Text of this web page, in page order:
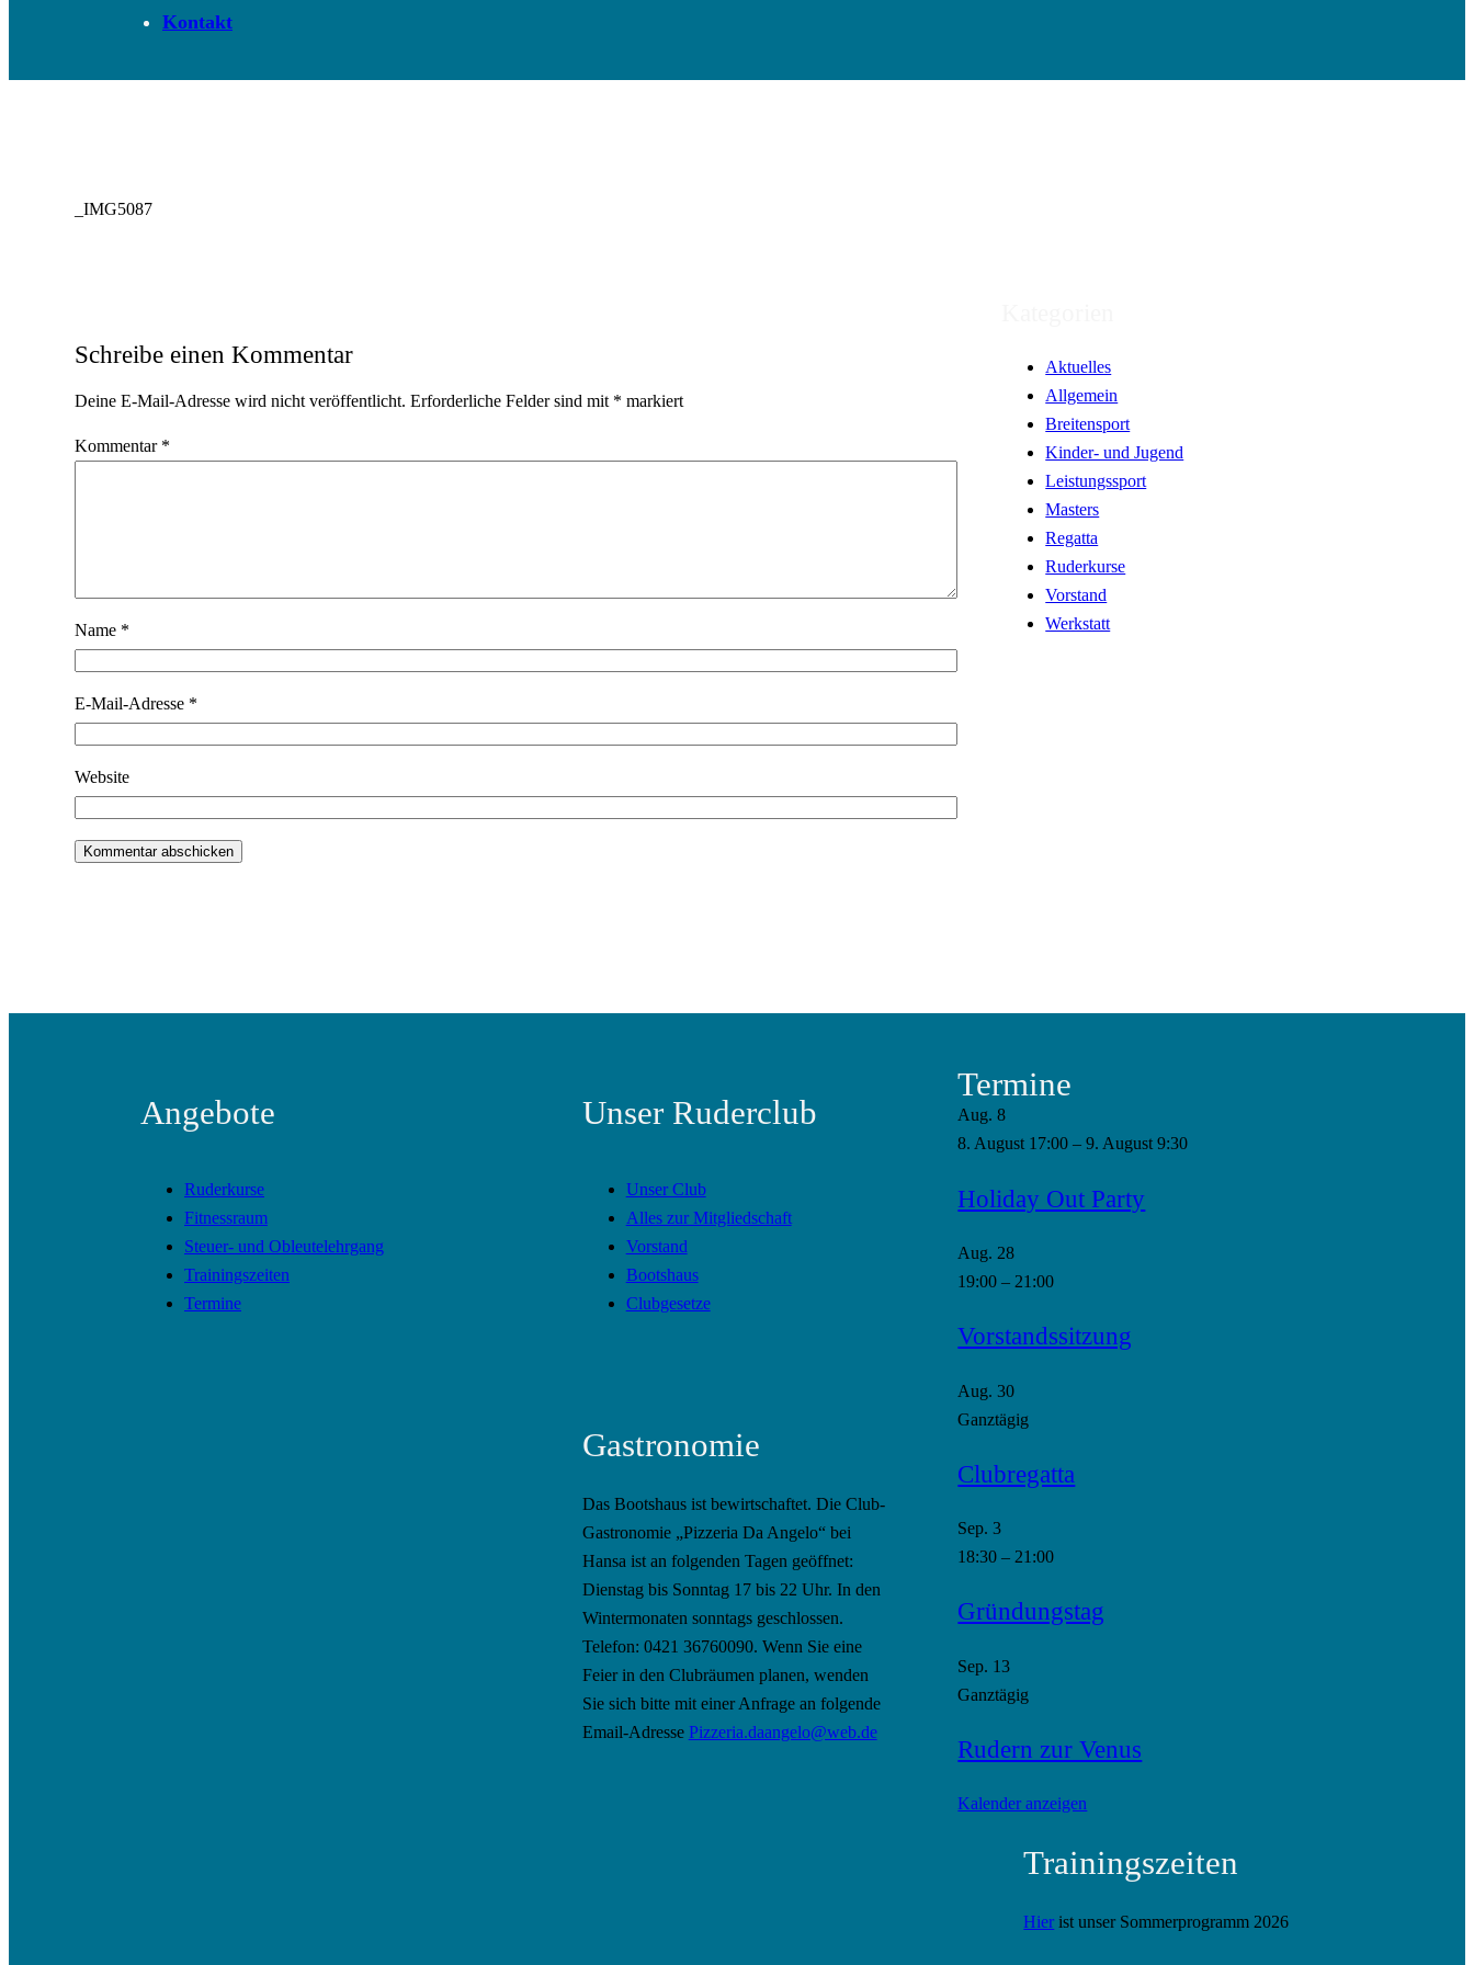
Kontakt
_IMG5087
Schreibe einen Kommentar
Deine E-Mail-Adresse wird nicht veröffentlicht. Erforderliche Felder sind mit * markiert
Kommentar *
Name *
E-Mail-Adresse *
Website
Aktuelles
Allgemein
Breitensport
Kinder- und Jugend
Leistungssport
Masters
Regatta
Ruderkurse
Vorstand
Werkstatt
Angebote
Ruderkurse
Fitnessraum
Steuer- und Obleutelehrgang
Trainingszeiten
Termine
Unser Ruderclub
Unser Club
Alles zur Mitgliedschaft
Vorstand
Bootshaus
Clubgesetze
Gastronomie
Das Bootshaus ist bewirtschaftet. Die Club-
Gastronomie „Pizzeria Da Angelo“ bei
Hansa ist an folgenden Tagen geöffnet:
Dienstag bis Sonntag 17 bis 22 Uhr. In den
Wintermonaten sonntags geschlossen.
Telefon: 0421 36760090. Wenn Sie eine
Feier in den Clubräumen planen, wenden
Sie sich bitte mit einer Anfrage an folgende
Email-Adresse Pizzeria.daangelo@web.de
Termine
Aug.8
8. August 17:00 –9. August 9:30
Holiday Out Party
Aug. 28
19:00 – 21:00
Vorstandssitzung
Aug.30
Ganztägig
Clubregatta
Sep.3
18:30 – 21:00
Gründungstag
Sep. 13
Ganztägig
Rudern zur Venus
Kalender anzeigen
Trainingszeiten
Hier ist unser Sommerprogramm 2026